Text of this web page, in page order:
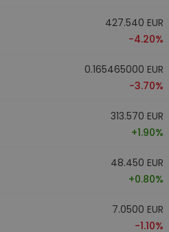
427.540 EUR
-4.20%
0.165465000 EUR
-3.70%
313.570 EUR
+1.90%
48.450 EUR
+0.80%
7.0500 EUR
-1.10%